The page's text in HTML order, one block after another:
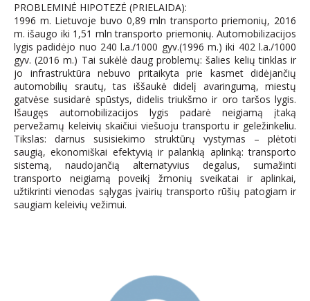
PROBLEMINĖ HIPOTEZĖ (PRIELAIDA):
1996 m. Lietuvoje buvo 0,89 mln transporto priemonių, 2016
m. išaugo iki 1,51 mln transporto priemonių. Automobilizacijos
lygis padidėjo nuo 240 l.a./1000 gyv.(1996 m.) iki 402 l.a./1000
gyv. (2016 m.) Tai sukėlė daug problemų: šalies kelių tinklas ir
jo infrastruktūra nebuvo pritaikyta prie kasmet didėjančių
automobilių srautų, tas iššaukė didelį avaringumą, miestų
gatvėse susidarė spūstys, didelis triukšmo ir oro taršos lygis.
Išaugęs automobilizacijos lygis padarė neigiamą įtaką
pervežamų keleivių skaičiui viešuoju transportu ir geležinkeliu.
Tikslas: darnus susisiekimo struktūrų vystymas – plėtoti
saugią, ekonomiškai efektyvią ir palankią aplinką: transporto
sistemą, naudojančią alternatyvius degalus, sumažinti
transporto neigiamą poveikį žmonių sveikatai ir aplinkai,
užtikrinti vienodas sąlygas įvairių transporto rūšių patogiam ir
saugiam keleivių vežimui.